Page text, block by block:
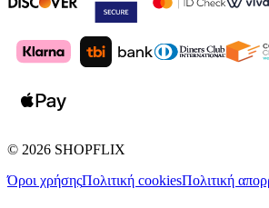
© 2026 SHOPFLIX
Όροι χρήσηςΠολιτική cookiesΠολιτική